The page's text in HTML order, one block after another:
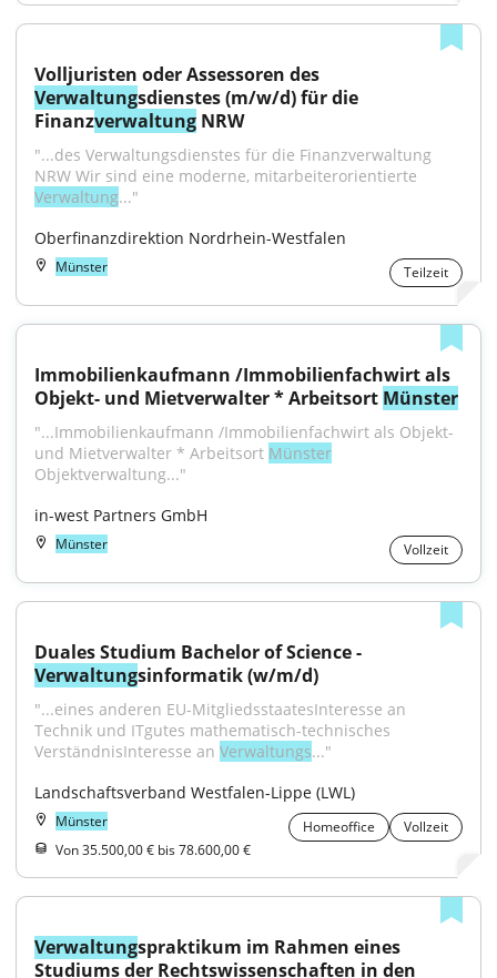
Verwaltungsdienstes (m/w/d) für die
Finanzverwaltung NRW
"...des Verwaltungsdienstes für die Finanzverwaltung
Verwaltung..."
Oberfinanzdirektion Nordrhein-Westfalen
Münster Teilzeit
Immobilienkaufmann /Immobilienfachwirt als
Objekt- und Mietverwalter * Arbeitsort Münster
"...Immobilienkaufmann /Immobilienfachwirt als Objekt-
und Mietverwalter * Arbeitsort Münster
Objektverwaltung..."
in-west Partners GmbH
Münster Vollzeit
Verwaltungsinformatik (w/m/d)
"...eines anderen EU-MitgliedsstaatesInteresse an
Technik und ITgutes mathematisch-technisches
VerständnisInteresse an Verwaltungs..."
Landschaftsverband Westfalen-Lippe (LWL)
Münster Homeoffice
Vollzeit
Von 35.500,00 € bis 78.600,00 €
Verwaltungspraktikum im Rahmen eines
Studiums der Rechtswissenschaften in den